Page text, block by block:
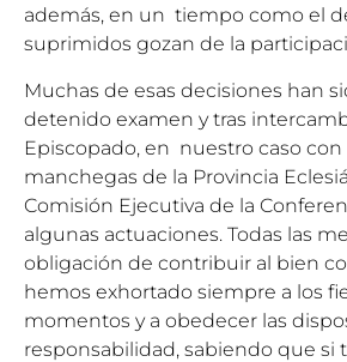
además, en un tiempo como el
suprimidos gozan de la
Muchas de esas decisiones han
detenido examen y tras
Episcopado, en nuestro caso
manchegas de la Provincia
Comisión Ejecutiva de la
algunas actuaciones. Todas las
obligación de contribuir al bien
hemos exhortado siempre a los
momentos y a obedecer las
responsabilidad, sabiendo que si